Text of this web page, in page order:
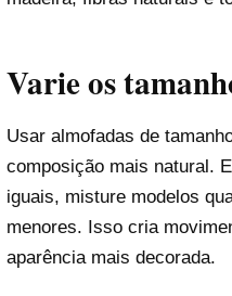
Varie os
Usar almofadas de
composição mais natural.
iguais, misture modelos
menores. Isso cria
aparência mais decorada.